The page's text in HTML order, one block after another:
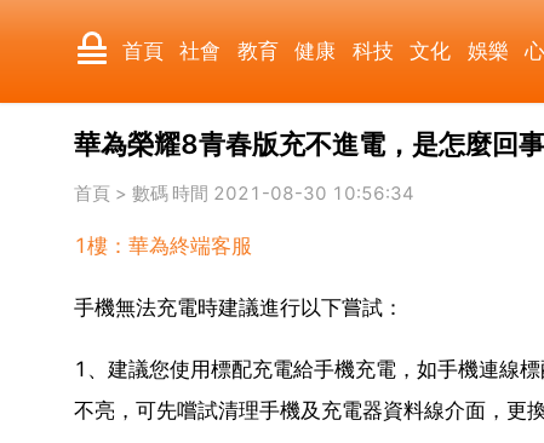
首頁 社會 教育 健康 科技 文化 娛樂
國際 軍事 電影 其它
華為榮耀8青春版充不進電，是怎麼回事
首頁 > 數碼 時間 2021-08-30 10:56:34
1樓：華為終端客服
手機無法充電時建議進行以下嘗試：
1、建議您使用標配充電給手機充電，如手機連線
不亮，可先嚐試清理手機及充電器資料線介面，更